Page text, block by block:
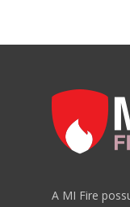
A MI Fire